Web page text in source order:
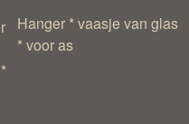
Hanger * vaasje van glas
* voor as